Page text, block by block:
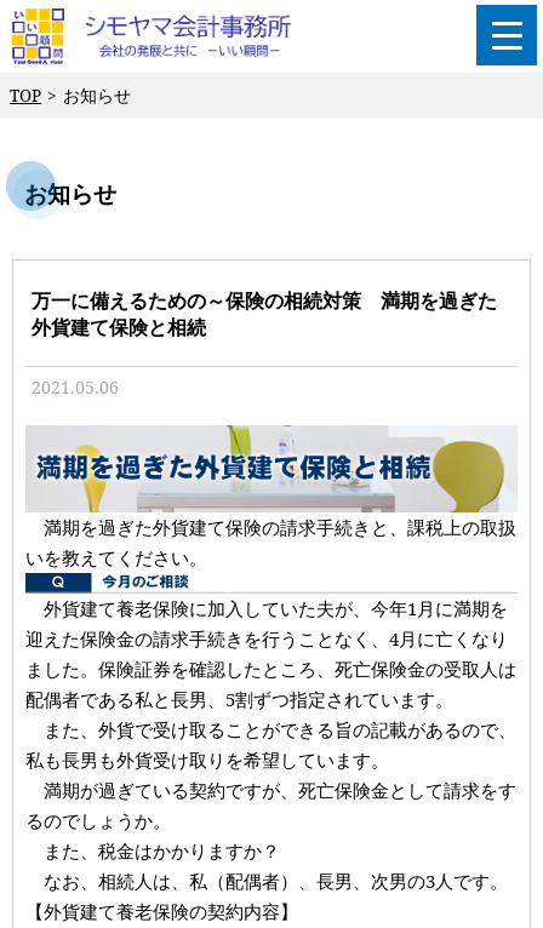
TOP お知らせ
お知らせ
万一に備えるための～保険の相続対策 満期を過ぎた
外貨建て保険と相続
2021.05.06
満期を過ぎた外貨建て保険の請求手続きと、課税上の取扱
いを教えてください。
外貨建て養老保険に加入していた夫が、今年1月に満期を
迎えた保険金の請求手続きを行うことなく、4月に亡くなり
ました。保険証券を確認したところ、死亡保険金の受取人は
配偶者である私と長男、5割ずつ指定されています。
また、外貨で受け取ることができる旨の記載があるので、
私も長男も外貨受け取りを希望しています。
満期が過ぎている契約ですが、死亡保険金として請求をす
るのでしょうか。
また、税金はかかりますか？
なお、相続人は、私（配偶者）、長男、次男の3人です。
【外貨建て養老保険の契約内容】